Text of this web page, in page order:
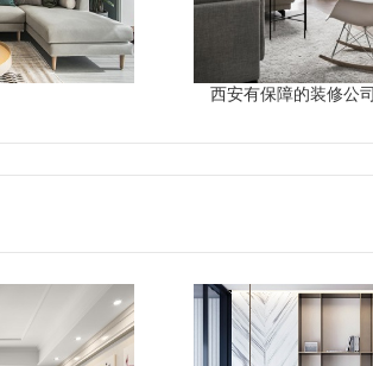
西安有保障的装修公司